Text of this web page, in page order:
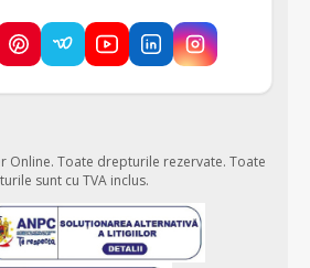
Online. Toate drepturile rezervate. Toate
sunt cu TVA inclus.